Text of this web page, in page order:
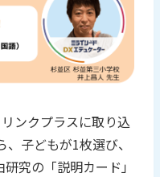
ンクプラスに取り込
子どもが1枚選び、
究の「説明カード」